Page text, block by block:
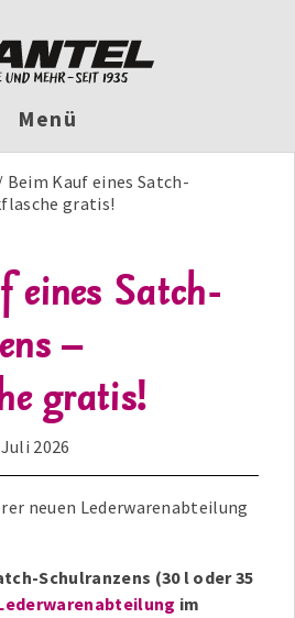
Menü
Beim Kauf eines Satch-
gratis!
eines Satch-
–
gratis!
2026
neuen Lederwarenabteilung
Schulranzens (30 l oder 35
im